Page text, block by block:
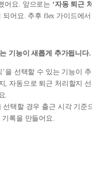
어요. 앞으로는 ‘자동 퇴근
어요. 추후 flex 가이드에서
기능이 새롭게 추가됩니다.
을 선택할 수 있는 기능이 추
, 자동으로 퇴근 처리할지 선
.
선택할 경우 출근 시각 기준
록을 만들어요.